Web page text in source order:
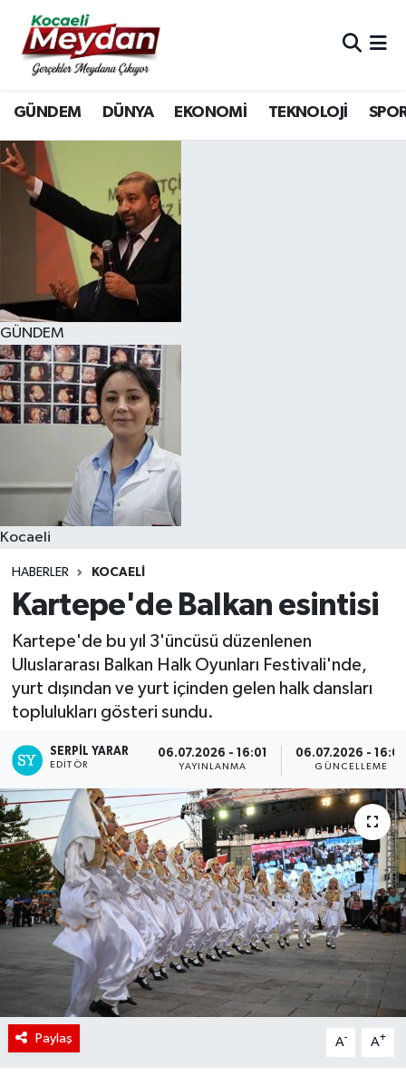
GÜNDEM DÜNYA EKONOMİ TEKNOLOJİ
GÜNDEM
Kocaeli
HABERLER KOCAELI
Kartepe'de Balkan esintisi
Kartepe'de bu yıl 3'üncüsü düzenlenen
Uluslararası Balkan Halk Oyunları Festivali'nde,
yurt dışından ve yurt içinden gelen halk dansları
toplulukları gösteri sundu.
SERPİL YARAR
EDITÖR
06.07.2026 - 16:01
YAYINLANMA
06.07.2026 -
GÜNCELLEME
Paylaş A- A+
Nöbetçi Eczaneler
Hava Durumu
Trafik Durumu
Süper Lig Puan Durumu ve Fikstür
Tüm Manşetler
Son Dakika Haberleri
Haber Arşivi